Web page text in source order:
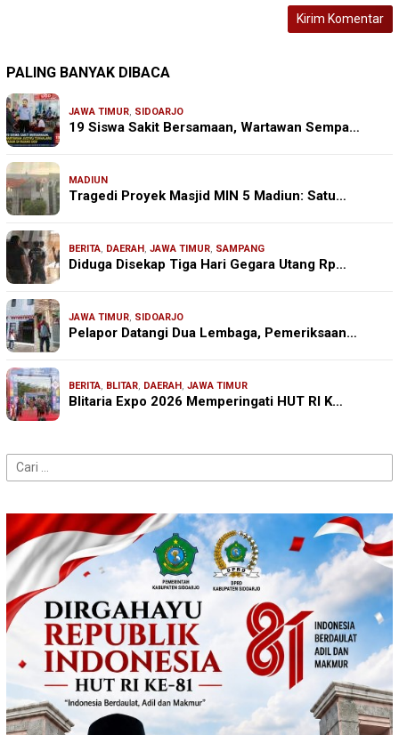
PALING BANYAK DIBACA
JAWA TIMUR, SIDOARJO
19 Siswa Sakit Bersamaan, Wartawan Sempa…
MADIUN
Tragedi Proyek Masjid MIN 5 Madiun: Satu…
BERITA, DAERAH, JAWA TIMUR, SAMPANG
Diduga Disekap Tiga Hari Gegara Utang Rp…
JAWA TIMUR, SIDOARJO
Pelapor Datangi Dua Lembaga, Pemeriksaan…
BERITA, BLITAR, DAERAH, JAWA TIMUR
Blitaria Expo 2026 Memperingati HUT RI K…
Cari
untuk: